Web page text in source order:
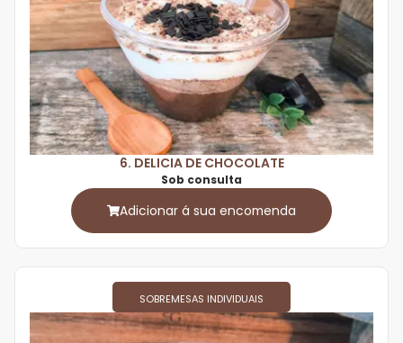
6. DELICIA DE CHOCOLATE
Sob consulta
Adicionar á sua encomenda
SOBREMESAS INDIVIDUAIS